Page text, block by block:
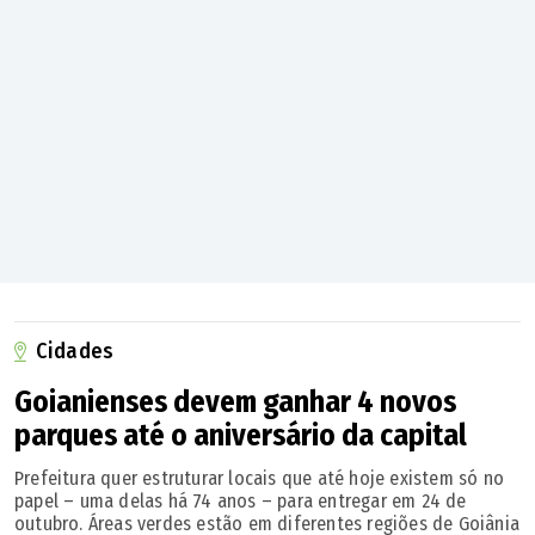
No dia 23 de junho, oslaudos técnicos feitos pela
Prefeituraficaram prontos e confirmaram que a estrutura
Cidades
Goianienses devem ganhar 4 novos
parques até o aniversário da capital
Prefeitura quer estruturar locais que até hoje existem só no
papel – uma delas há 74 anos – para entregar em 24 de
outubro. Áreas verdes estão em diferentes regiões de Goiânia